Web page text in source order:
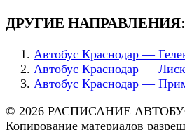
ДРУГИЕ НАПРАВЛЕНИЯ:
Автобус Краснодар —
Автобус Краснодар —
Автобус Краснодар —
© 2026 РАСПИСАНИЕ
Копирование материалов